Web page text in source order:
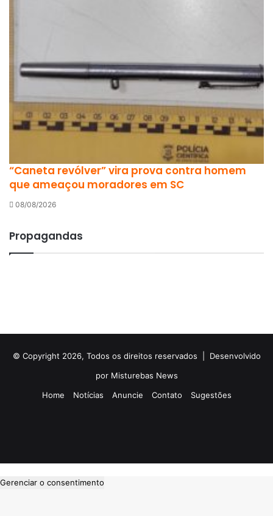
“Caneta revólver” vira prova contra homem
que ameaçou moradores em SC
08/08/2026
Propagandas
© Copyright 2026, Todos os direitos reservados | Desenvolvido
por Misturebas News
Home
Notícias Anuncie Contato Sugestões
Gerenciar o consentimento